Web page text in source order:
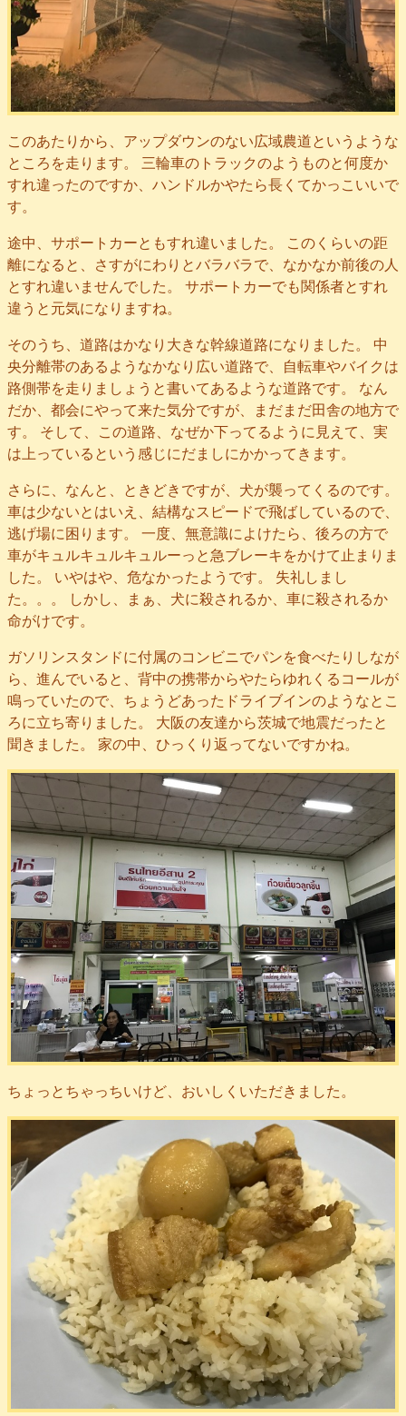
このあたりから、アップダウンのない広域農道というような
ところを走ります。 三輪車のトラックのようものと何度か
すれ違ったのですか、ハンドルかやたら長くてかっこいいで
す。
途中、サポートカーともすれ違いました。 このくらいの距
離になると、さすがにわりとバラバラで、なかなか前後の人
とすれ違いませんでした。 サポートカーでも関係者とすれ
違うと元気になりますね。
そのうち、道路はかなり大きな幹線道路になりました。 中
央分離帯のあるようなかなり広い道路で、自転車やバイクは
路側帯を走りましょうと書いてあるような道路です。 なん
だか、都会にやって来た気分ですが、まだまだ田舎の地方で
す。 そして、この道路、なぜか下ってるように見えて、実
は上っているという感じにだましにかかってきます。
さらに、なんと、ときどきですが、犬が襲ってくるのです。
車は少ないとはいえ、結構なスピードで飛ばしているので、
逃げ場に困ります。 一度、無意識によけたら、後ろの方で
車がキュルキュルキュルーっと急ブレーキをかけて止まりま
した。 いやはや、危なかったようです。 失礼しまし
た。。。 しかし、まぁ、犬に殺されるか、車に殺されるか
命がけです。
ガソリンスタンドに付属のコンビニでパンを食べたりしなが
ら、進んでいると、背中の携帯からやたらゆれくるコールが
鳴っていたので、ちょうどあったドライブインのようなとこ
ろに立ち寄りました。 大阪の友達から茨城で地震だったと
聞きました。 家の中、ひっくり返ってないですかね。
ちょっとちゃっちいけど、おいしくいただきました。